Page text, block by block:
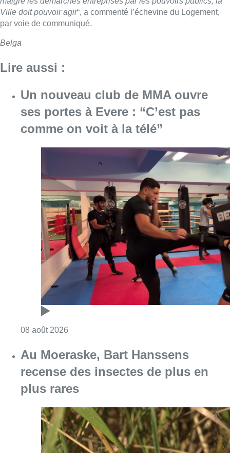
Ville doit pouvoir agir“, a commenté l’échevine du Logement,
par voie de communiqué.
Belga
Lire aussi :
Un nouveau club de MMA ouvre
ses portes à Evere : “C’est pas
comme on voit à la télé”
08 août 2026
Au Moeraske, Bart Hanssens
recense des insectes de plus en
plus rares